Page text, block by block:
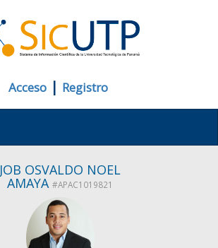
Acceso | Registro
JOB OSVALDO NOEL
AMAYA #APAC1019821